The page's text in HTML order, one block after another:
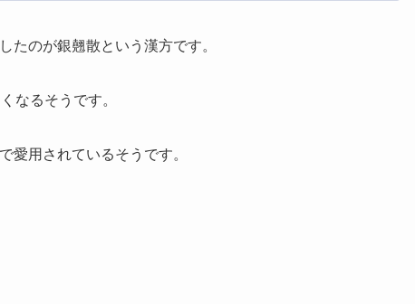
たのが銀翹散という漢方です。
なるそうです。
愛用されているそうです。